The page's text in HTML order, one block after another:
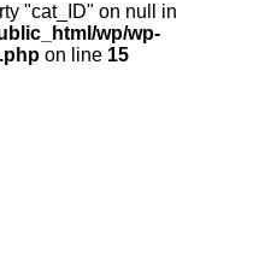
"cat_ID" on null in
wp/wp-
on line 15